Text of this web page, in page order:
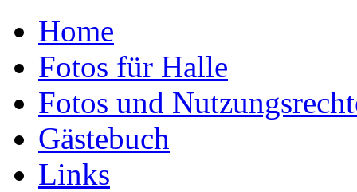
Home
Fotos für Halle
Fotos und
Gästebuch
Links